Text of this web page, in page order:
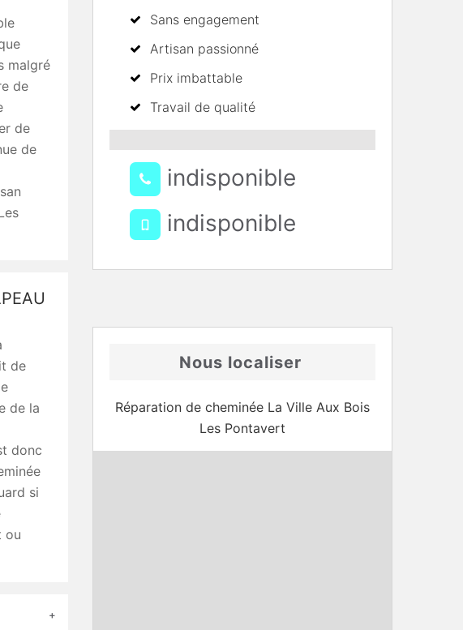
malgré
de
de
de
de
de la
donc
si
ou
Sans engagement
Artisan passionné
Prix imbattable
Travail de qualité
indisponible
indisponible
Nous localiser
Réparation de cheminée La Ville Aux Bois
Les Pontavert